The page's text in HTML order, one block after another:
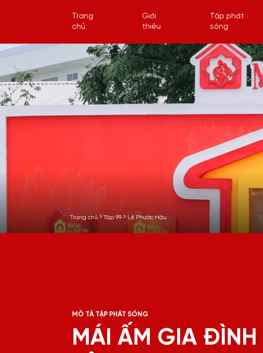
Trang
chủ
Giới
thiệu
Tập phát
sóng
Trang chủ Tập 99 Lê Phước Hậu
MÔ TẢ TẬP PHÁT SÓNG
MÁI ẤM GIA ĐÌNH